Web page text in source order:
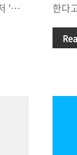
'잔
그
있
한다
거
방법
비
아
원